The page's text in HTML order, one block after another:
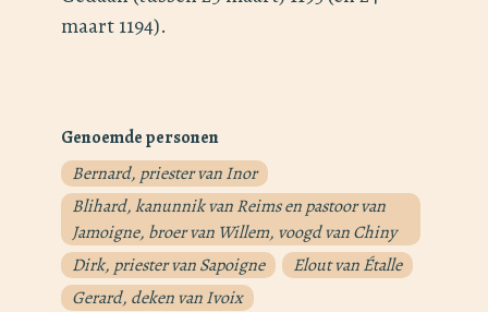
maart 1194).
Genoemde personen
Bernard, priester van Inor
Blihard, kanunnik van Reims en pastoor van
Jamoigne, broer van Willem, voogd van Chiny
Dirk, priester van Sapoigne
Elout van Étalle
Gerard, deken van Ivoix